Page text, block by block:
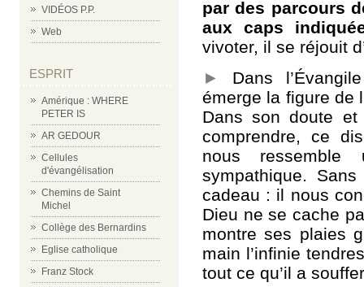
VIDÉOS P.P.
Web
ESPRIT
Amérique : WHERE
PETER IS
AR GEDOUR
Cellules
d'évangélisation
Chemins de Saint
Michel
Collège des Bernardins
Eglise catholique
Franz Stock
par des parcours
aux caps
vivoter, il se réjouit
►
Dans
émerge la figure de
Dans son doute
comprendre, ce
nous
sympathique.
cadeau : il nous
Dieu ne se cache
montre ses plaies
main l’infinie
tout ce qu’il a